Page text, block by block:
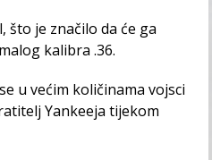
što je značilo da će ga
kalibra .36.
u većim količinama vojsci
Yankeeja tijekom